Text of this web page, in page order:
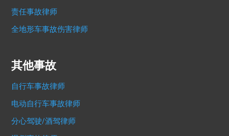
责任事故律师
全地形车事故伤害律师
其他事故
自行车事故律师
电动自行车事故律师
分心驾驶/酒驾律师